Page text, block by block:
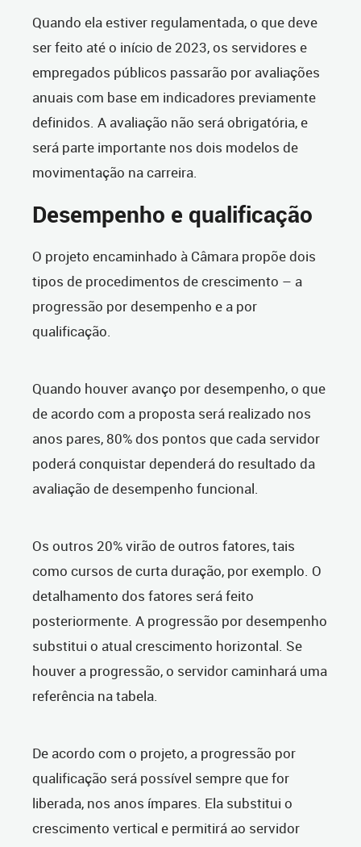
Quando ela estiver regulamentada, o que deve
ser feito até o início de 2023, os servidores e
empregados públicos passarão por avaliações
anuais com base em indicadores previamente
definidos. A avaliação não será obrigatória, e
será parte importante nos dois modelos de
movimentação na carreira.
Desempenho e qualificação
O projeto encaminhado à Câmara propõe dois
tipos de procedimentos de crescimento – a
progressão por desempenho e a por
qualificação.
Quando houver avanço por desempenho, o que
de acordo com a proposta será realizado nos
anos pares, 80% dos pontos que cada servidor
poderá conquistar dependerá do resultado da
avaliação de desempenho funcional.
Os outros 20% virão de outros fatores, tais
como cursos de curta duração, por exemplo. O
detalhamento dos fatores será feito
posteriormente. A progressão por desempenho
substitui o atual crescimento horizontal. Se
houver a progressão, o servidor caminhará uma
referência na tabela.
De acordo com o projeto, a progressão por
qualificação será possível sempre que for
liberada, nos anos ímpares. Ela substitui o
crescimento vertical e permitirá ao servidor